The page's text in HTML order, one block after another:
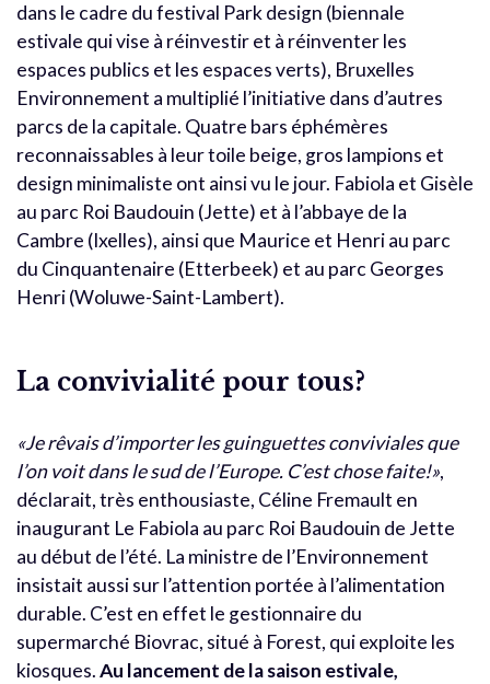
dans le cadre du festival Park design (biennale
estivale qui vise à réinvestir et à réinventer les
espaces publics et les espaces verts), Bruxelles
Environnement a multiplié l’initiative dans d’autres
parcs de la capitale. Quatre bars éphémères
reconnaissables à leur toile beige, gros lampions et
design minimaliste ont ainsi vu le jour. Fabiola et Gisèle
au parc Roi Baudouin (Jette) et à l’abbaye de la
Cambre (Ixelles), ainsi que Maurice et Henri au parc
du Cinquantenaire (Etterbeek) et au parc Georges
Henri (Woluwe-Saint-Lambert).
La convivialité pour tous?
«Je rêvais d’importer les guinguettes conviviales que
l’on voit dans le sud de l’Europe. C’est chose faite!»,
déclarait, très enthousiaste, Céline Fremault en
inaugurant Le Fabiola au parc Roi Baudouin de Jette
au début de l’été. La ministre de l’Environnement
insistait aussi sur l’attention portée à l’alimentation
durable. C’est en effet le gestionnaire du
supermarché Biovrac, situé à Forest, qui exploite les
kiosques.Au lancement de la saison estivale,